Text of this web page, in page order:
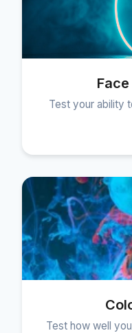
Test your ability
Test how well